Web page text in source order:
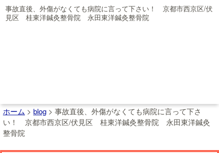
事故直後、外傷がなくても病院に言って下さい！ 京都市西京区/伏
見区 桂東洋鍼灸整骨院 永田東洋鍼灸整骨院
ホーム > blog > 事故直後、外傷がなくても病院に言って下さ
い！ 京都市西京区/伏見区 桂東洋鍼灸整骨院 永田東洋鍼灸
整骨院